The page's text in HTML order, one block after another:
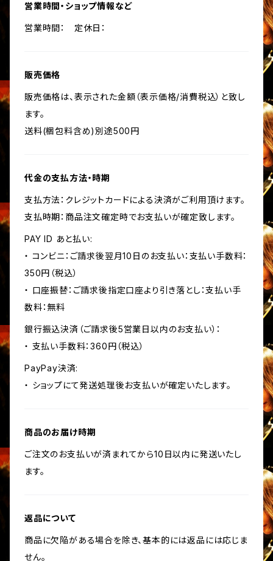
営業時間・ショップ情報など
営業時間： 定休日：
販売価格
販売価格は、表示された金額（表示価格/消費税込）と致し
ます。
送料(梱包料含め)別途500円
代金の支払方法・時期
支払方法：クレジットカードによる決済がご利用頂けます。
支払時期：商品注文確定時でお支払いが確定致します。
PAY ID あと払い:
・ コンビニ：ご請求後翌月10日のお支払い：支払い手数料：
350円（税込）
・ 口座振替：ご請求後指定口座より引き落とし：支払い手
数料：無料
銀行振込決済（ご請求後5営業日以内のお支払い）：
・ 支払い手数料：360円（税込）
PayPay決済:
・ ショップにて発送処理後お支払いが確定いたします。
商品のお届け時期
ご注文のお支払いが済まれてから10日以内に発送いたし
ます。
返品について
商品に欠陥がある場合を除き、基本的には返品には応じま
せん。